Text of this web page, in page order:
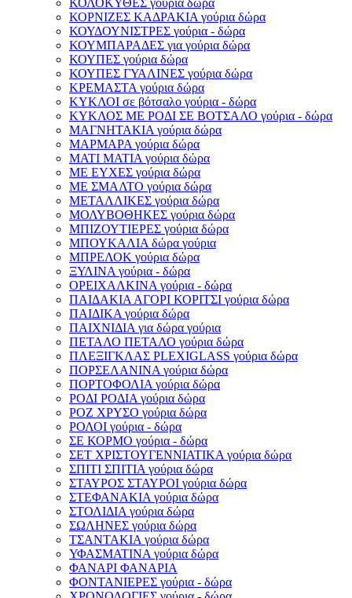
ΚΟΛΟΚΥΘΕΣ γούρια δώρα
ΚΟΡΝΙΖΕΣ ΚΑΔΡΑΚΙΑ γούρια δώρα
ΚΟΥΔΟΥΝΙΣΤΡΕΣ γούρια - δώρα
ΚΟΥΜΠΑΡΑΔΕΣ για γούρια δώρα
ΚΟΥΠΕΣ γούρια δώρα
ΚΟΥΠΕΣ ΓΥΑΛΙΝΕΣ γούρια δώρα
ΚΡΕΜΑΣΤΑ γούρια δώρα
ΚΥΚΛΟΙ σε βότσαλο γούρια - δώρα
ΚΥΚΛΟΣ ΜΕ ΡΟΔΙ ΣΕ ΒΟΤΣΑΛΟ γούρια - δώρα
ΜΑΓΝΗΤΑΚΙΑ γούρια δώρα
ΜΑΡΜΑΡΑ γούρια δώρα
ΜΑΤΙ ΜΑΤΙΑ γούρια δώρα
ΜΕ ΕΥΧΕΣ γούρια δώρα
ΜΕ ΣΜΑΛΤΟ γούρια δώρα
ΜΕΤΑΛΛΙΚΕΣ γούρια δώρα
ΜΟΛΥΒΟΘΗΚΕΣ γούρια δώρα
ΜΠΙΖΟΥΤΙΕΡΕΣ γούρια δώρα
ΜΠΟΥΚΑΛΙΑ δώρα γούρια
ΜΠΡΕΛΟΚ γούρια δώρα
ΞΥΛΙΝΑ γούρια - δώρα
ΟΡΕΙΧΑΛΚΙΝΑ γούρια - δώρα
ΠΑΙΔΑΚΙΑ ΑΓΟΡΙ ΚΟΡΙΤΣΙ γούρια δώρα
ΠΑΙΔΙΚΑ γούρια δώρα
ΠΑΙΧΝΙΔΙΑ για δώρα γούρια
ΠΕΤΑΛΟ ΠΕΤΑΛΟ γούρια δώρα
ΠΛΕΞΙΓΚΛΑΣ PLEXIGLASS γούρια δώρα
ΠΟΡΣΕΛΑΝΙΝΑ γούρια δώρα
ΠΟΡΤΟΦΟΛΙΑ γούρια δώρα
ΡΟΔΙ ΡΟΔΙΑ γούρια δώρα
ΡΟΖ ΧΡΥΣΟ γούρια δώρα
ΡΟΛΟΙ γούρια - δώρα
ΣΕ ΚΟΡΜΟ γούρια - δώρα
ΣΕΤ ΧΡΙΣΤΟΥΓΕΝΝΙΑΤΙΚΑ γούρια δώρα
ΣΠΙΤΙ ΣΠΙΤΙΑ γούρια δώρα
ΣΤΑΥΡΟΣ ΣΤΑΥΡΟΙ γούρια δώρα
ΣΤΕΦΑΝΑΚΙΑ γούρια δώρα
ΣΤΟΛΙΔΙΑ γούρια δώρα
ΣΩΛΗΝΕΣ γούρια δώρα
ΤΣΑΝΤΑΚΙΑ γούρια δώρα
ΥΦΑΣΜΑΤΙΝΑ γούρια δώρα
ΦΑΝΑΡΙ ΦΑΝΑΡΙΑ
ΦΟΝΤΑΝΙΕΡΕΣ γούρια - δώρα